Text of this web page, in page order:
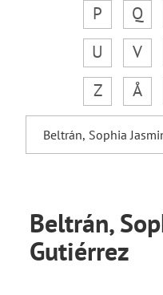
P
Q
U
V
Z
Å
Beltrán,
Gutiérrez